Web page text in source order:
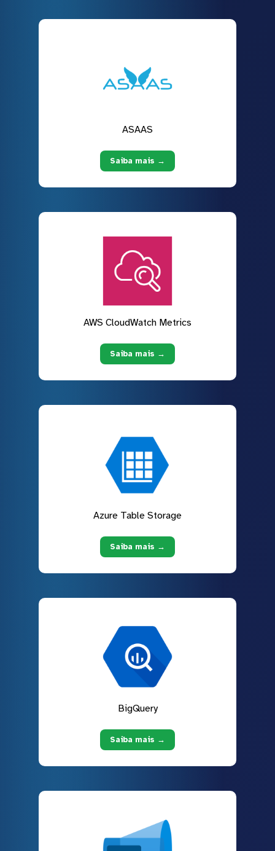
ASAAS
Saiba mais →
AWS CloudWatch Metrics
Saiba mais →
Azure Table Storage
Saiba mais →
BigQuery
Saiba mais →